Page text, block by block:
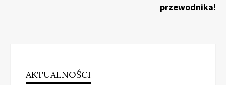
przewodnika!
AKTUALNOŚCI